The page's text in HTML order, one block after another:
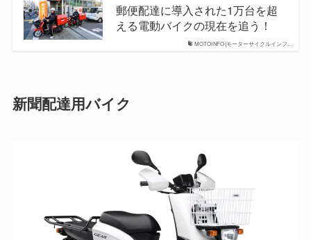
MOTOINFO(モーターサイクルインフ…
郵便配達に導入された1万台を超
える電動バイクの現在を追う！
新聞配達用バイク